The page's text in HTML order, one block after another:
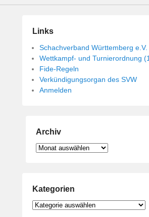
Links
Schachverband Württemberg e.V.
Wettkampf- und Turnierordnung
Fide-Regeln
Verkündigungsorgan des SVW
Anmelden
Archiv
Archiv
Kategorien
Kategorien